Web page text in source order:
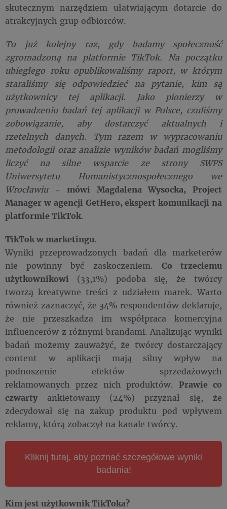
skutecznym narzędziem ułatwiającym dotarcie do
atrakcyjnych grup odbiorców.
To już kolejny raz, gdy badamy społeczność
zgromadzoną na platformie TikTok. Na początku
ubiegłego roku opublikowaliśmy raport, w którym
staraliśmy się odpowiedzieć na pytanie, kim są
użytkownicy tej aplikacji. Jako pionierzy w
prowadzeniu badań tej aplikacji w Polsce, czuliśmy
zobowiązanie, aby dostarczyć aktualnych i
rzetelnych danych. Tym razem w wypracowaniu
metodologii oraz analizie wyników badań mogliśmy
liczyć na silne wsparcie ze strony SWPS
Uniwersytetu Humanistycznospołecznego we
Wrocławiu- mówi Magdalena Wysocka, Project
Manager w agencji GetHero, ekspert komunikacji na
platformie TikTok.
TikTok w marketingu.
Wyniki przeprowadzonych badań dla marketerów
nie powinny być zaskoczeniem. Co trzeciemu
użytkownikowi (33,1%) podoba się, że twórcy
tworzą kreatywne treści z udziałem marek. Warto
również zaznaczyć, że 34% respondentów deklaruje,
że nie przeszkadza im współpraca komercyjna
influencerów z różnymi brandami. Analizując wyniki
badań możemy zauważyć, że twórcy dostarczający
content w aplikacji mają silny wpływ na
podnoszenie efektów sprzedażowych
reklamowanych przez nich produktów.Prawie co
czwartyankietowany (24%) przyznał się, że
zdecydował się na zakup produktu pod wpływem
reklamy, którą zobaczył na kanale twórcy.
Kliknij tutaj, aby poznać szczegółowe wyniki
badania!
Kim jest użytkownik TikToka?